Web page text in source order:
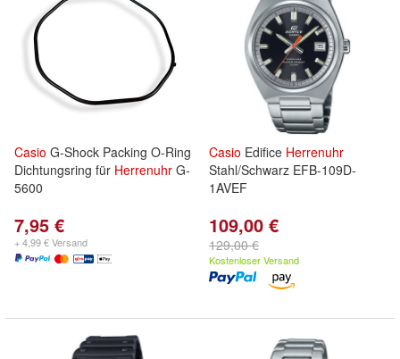
Casio G-Shock Packing O-Ring
Dichtungsring für Herrenuhr G-
5600
7,95 €
+ 4,99 € Versand
Casio Edifice Herrenuhr
Stahl/Schwarz EFB-109D-
1AVEF
109,00 €
129,00 €
Kostenloser Versand